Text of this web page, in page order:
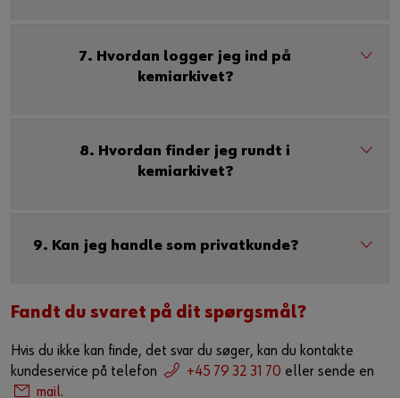
7. Hvordan logger jeg ind på
kemiarkivet?
8. Hvordan finder jeg rundt i
kemiarkivet?
9. Kan jeg handle som privatkunde?
Fandt du svaret på dit spørgsmål?
Hvis du ikke kan finde, det svar du søger, kan du kontakte
kundeservice på telefon
+45 79 32 31 70 eller sende en
mail.